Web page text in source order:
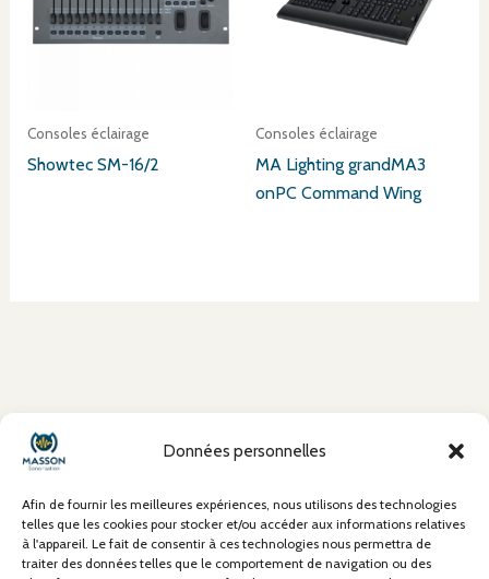
Données personnelles
Afin de fournir les meilleures expériences, nous utilisons des technologies
telles que les cookies pour stocker et/ou accéder aux informations relatives
à l'appareil. Le fait de consentir à ces technologies nous permettra de
traiter des données telles que le comportement de navigation ou des
Consoles éclairage
Showtec SM-16/2
Consoles éclairage
MA Lighting grandMA3
onPC Command Wing
Mentions Légales
Politique de confidentialité
Politique de cookies